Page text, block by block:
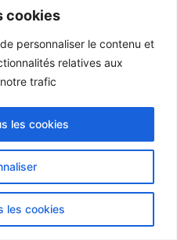
cookies
personnaliser le contenu et
relatives aux
trafic
les cookies
les cookies